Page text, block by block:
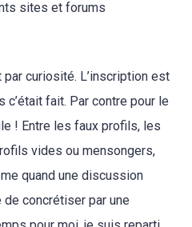
sites et forums
par curiosité. L’inscription est
c’était fait. Par contre pour le
! Entre les faux profils, les
vides ou mensongers,
quand une discussion
concrétiser par une